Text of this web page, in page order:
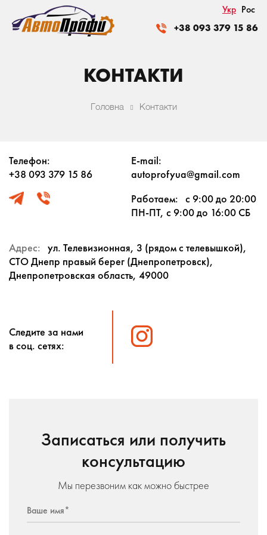
Укр Рос
+38 093 379 15 86
КОНТАКТИ
Головна Контакти
Телефон:
+38 093 379 15 86
E-mail:
autoprofyua@gmail.com
Работаем: с 9:00 до 20:00
ПН-ПТ, с 9:00 до 16:00 СБ
Адрес: ул. Телевизионная, 3 (рядом с телевышкой),
СТО Днепр правый берег (Днепропетровск),
Днепропетровская область, 49000
Следите за нами
в соц. сетях:
Записаться или получить
консультацию
Мы перезвоним как можно быстрее